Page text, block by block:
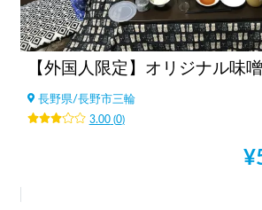
長野県/長野市三輪
3.00(0)
¥